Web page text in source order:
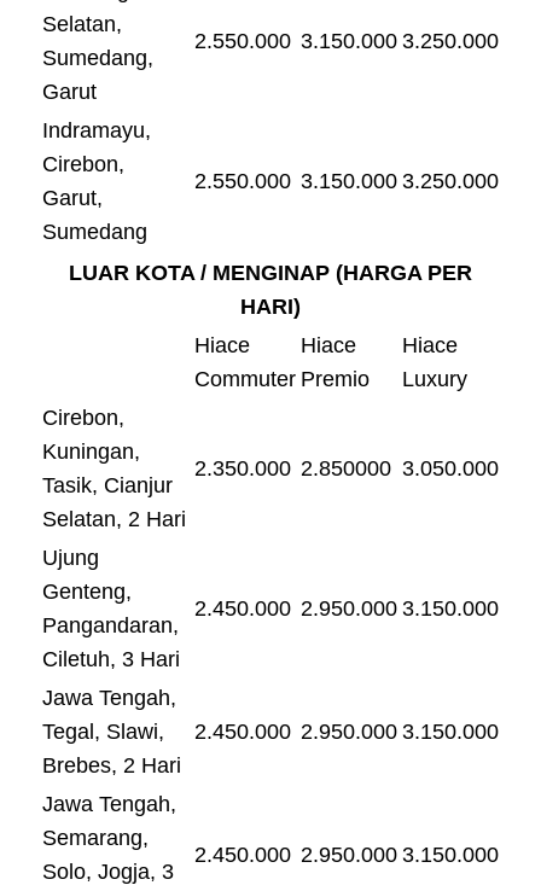
Selatan,
Sumedang,
Garut
2.550.000 3.150.000 3.250.000
Indramayu,
Cirebon,
Garut,
Sumedang
2.550.000 3.150.000 3.250.000
LUAR KOTA / MENGINAP (HARGA PER
HARI)
Hiace
Commuter
Hiace
Premio
Hiace
Luxury
Cirebon,
Kuningan,
Tasik, Cianjur
Selatan, 2 Hari
2.350.000 2.850000 3.050.000
Ujung
Genteng,
Pangandaran,
Ciletuh, 3 Hari
2.450.000 2.950.000 3.150.000
Jawa Tengah,
Tegal, Slawi,
Brebes, 2 Hari
2.450.000 2.950.000 3.150.000
Jawa Tengah,
Semarang,
Solo, Jogja, 3
2.450.000 2.950.000 3.150.000